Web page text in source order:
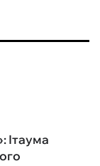
Ітаума